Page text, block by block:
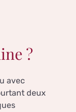
?
avec
deux